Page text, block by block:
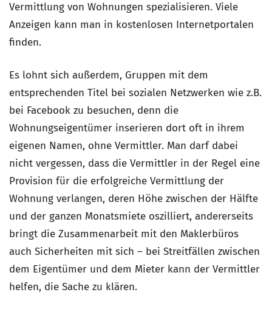
Vermittlung von Wohnungen spezialisieren. Viele
Anzeigen kann man in kostenlosen Internetportalen
finden.
Es lohnt sich außerdem, Gruppen mit dem
entsprechenden Titel bei sozialen Netzwerken wie z.B.
bei Facebook zu besuchen, denn die
Wohnungseigentümer inserieren dort oft in ihrem
eigenen Namen, ohne Vermittler. Man darf dabei
nicht vergessen, dass die Vermittler in der Regel eine
Provision für die erfolgreiche Vermittlung der
Wohnung verlangen, deren Höhe zwischen der Hälfte
und der ganzen Monatsmiete oszilliert, andererseits
bringt die Zusammenarbeit mit den Maklerbüros
auch Sicherheiten mit sich – bei Streitfällen zwischen
dem Eigentümer und dem Mieter kann der Vermittler
helfen, die Sache zu klären.